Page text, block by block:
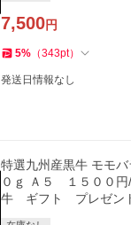
7,500円
5% （343pt）
発送日情報なし
特選九州産黒牛 モモ
０ｇ Ａ５ １５００
牛 ギフト プレゼン